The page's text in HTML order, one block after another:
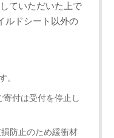
ていただいた上で
ルドシート以外の
。
付は受付を停止し
防止のため緩衝材